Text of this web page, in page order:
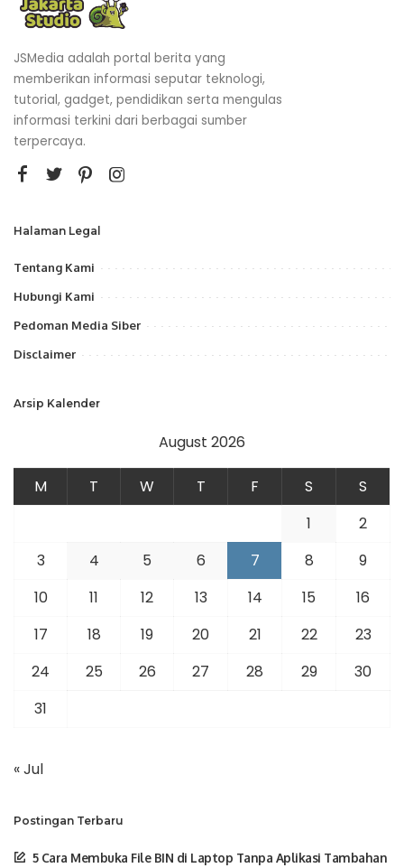
JSMedia adalah portal berita yang
memberikan informasi seputar teknologi,
tutorial, gadget, pendidikan serta mengulas
informasi terkini dari berbagai sumber
terpercaya.
Halaman Legal
Tentang Kami
Hubungi Kami
Pedoman Media Siber
Disclaimer
Arsip Kalender
August 2026
M T W T F S
S
1
2
3
4 5 6 7 8
9
10
11 12 13 14 15
16
17
18 19 20 21 22
23
24
25 26 27 28 29
30
31
« Jul
Postingan Terbaru
5 Cara Membuka File BIN di Laptop Tanpa Aplikasi Tambahan